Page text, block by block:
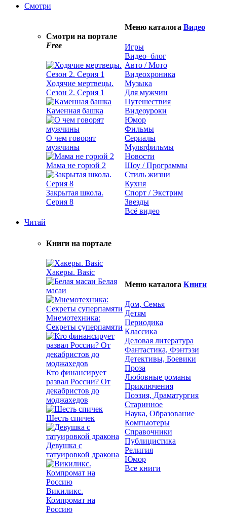
Смотри
Смотри на портале
Free
Ходячие мертвецы.
Сезон 2. Серия 1
Каменная башка
О чем говорят
мужчины
Мама не горюй 2
Закрытая школа.
Серия 8
Меню каталога Видео
Игры
Видео–блог
Авто / Мото
Видеохроника
Музыка
Для мужчин
Путешествия
Видеоуроки
Юмор
Фильмы
Сериалы
Мультфильмы
Новости
Шоу / Программы
Стиль жизни
Кухня
Спорт / Экстрим
Звезды
Всё видео
Читай
Книги на портале
Хакеры. Basic
Белая
масаи
Мнемотехника:
Секреты суперпамяти
Кто финансирует
развал России? От
декабристов до
моджахедов
Шесть спичек
Девушка с
татуировкой дракона
Викиликс.
Компромат на
Россию
Меню каталога Книги
Дом, Семья
Детям
Периодика
Классика
Деловая литература
Фантастика, Фэнтэзи
Детективы, Боевики
Проза
Любовные романы
Приключения
Поэзия, Драматургия
Старинное
Наука, Образование
Компьютеры
Справочники
Публицистика
Религия
Юмор
Все книги